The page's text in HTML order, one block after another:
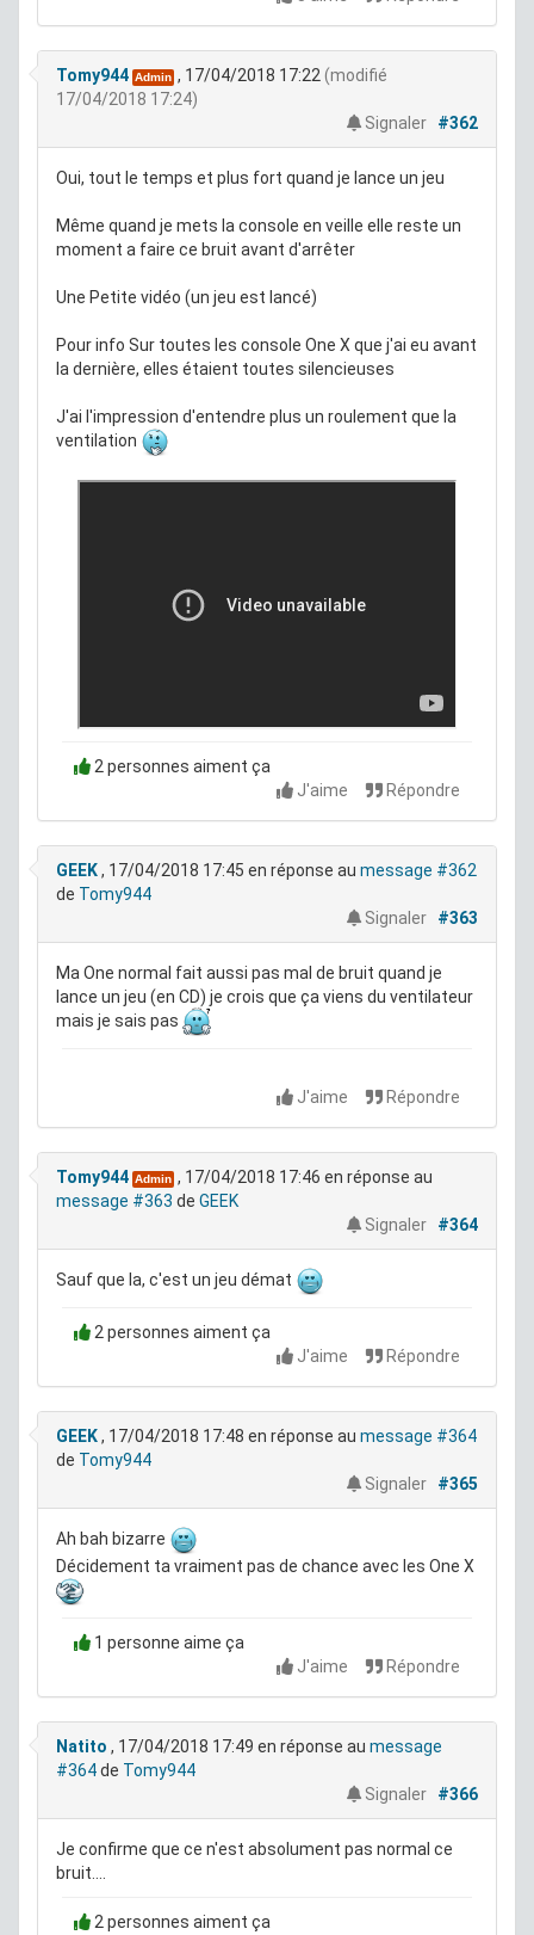
Tomy944 Admin , 17/04/2018 17:22(modifié
17/04/2018 17:24)
Signaler
#362
Oui, tout le temps et plus fort quand je lance un jeu
Même quand je mets la console en veille elle reste un
moment a faire ce bruit avant d'arrêter
Une Petite vidéo (un jeu est lancé)
Pour info Sur toutes les console One X que j'ai eu avant
la dernière, elles étaient toutes silencieuses
J'ai l'impression d'entendre plus un roulement que la
ventilation
2 personnes aiment ça
J'aime
Répondre
GEEK, 17/04/2018 17:45 en réponse au message #362
de Tomy944
Signaler
#363
Ma One normal fait aussi pas mal de bruit quand je
lance un jeu (en CD) je crois que ça viens du ventilateur
mais je sais pas
J'aime Répondre
Tomy944 Admin , 17/04/2018 17:46 en réponse au
message #363 de GEEK
Signaler
#364
Sauf que la, c'est un jeu démat
2 personnes aiment ça
J'aime
Répondre
GEEK, 17/04/2018 17:48 en réponse au message #364
de Tomy944
Signaler
#365
Ah bah bizarre
Décidement ta vraiment pas de chance avec les One X
1 personne aime ça
J'aime
Répondre
Natito , 17/04/2018 17:49 en réponse au message
#364de Tomy944
Signaler
#366
Je confirme que ce n'est absolument pas normal ce
bruit....
2 personnes aiment ça